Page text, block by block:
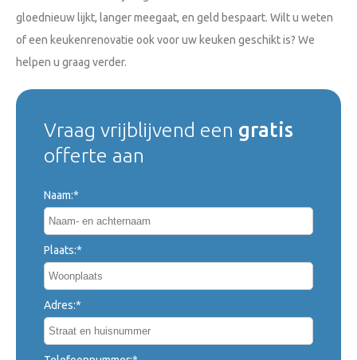
gloednieuw lijkt, langer meegaat, en geld bespaart. Wilt u weten
of een keukenrenovatie ook voor uw keuken geschikt is? We
helpen u graag verder.
Vraag vrijblijvend een gratis
offerte aan
Naam:*
Plaats:*
Adres:*